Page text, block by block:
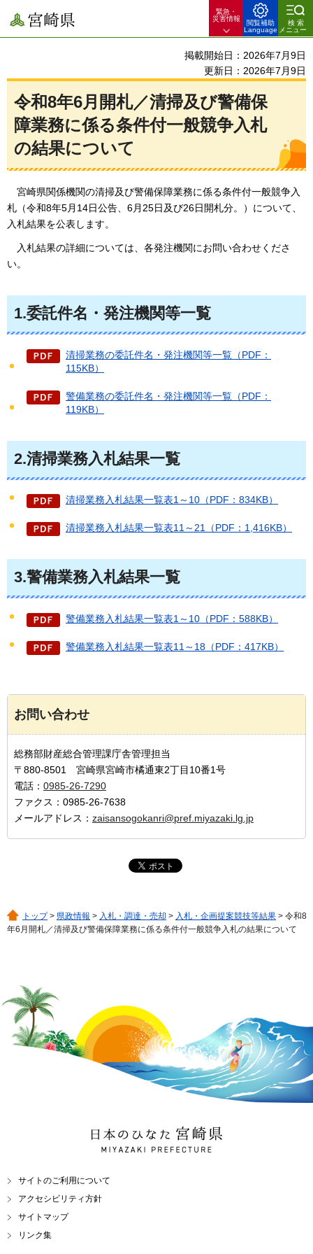
宮崎県
緊急・
災害情報
閲覧補助
Language
検索
メニュー
掲載開始日：2026年7月9日
更新日：2026年7月9日
令和8年6月開札／清掃及び警備保
障業務に係る条件付一般競争入札
の結果について
宮崎県関係機関の清掃及び警備保障業務に係る条件付一般競争入
札（令和8年5月14日公告、6月25日及び26日開札分。）について、
入札結果を公表します。
入札結果の詳細については、各発注機関にお問い合わせくださ
い。
1.委託件名・発注機関等一覧
清掃業務の委託件名・発注機関等一覧（PDF：
115KB）
警備業務の委託件名・発注機関等一覧（PDF：
119KB）
2.清掃業務入札結果一覧
清掃業務入札結果一覧表1～10（PDF：834KB）
清掃業務入札結果一覧表11～21（PDF：1,416KB）
3.警備業務入札結果一覧
警備業務入札結果一覧表1～10（PDF：588KB）
警備業務入札結果一覧表11～18（PDF：417KB）
お問い合わせ
総務部財産総合管理課庁舎管理担当
〒880-8501 宮崎県宮崎市橘通東2丁目10番1号
電話： 0985-26-7290
ファクス：0985-26-7638
メールアドレス： zaisansogokanri@pref.miyazaki.lg.jp
トップ> 県政情報 > 入札・調達・売却 > 入札・企画提案競技等結果 > 令和8
年6月開札／清掃及び警備保障業務に係る条件付一般競争入札の結果について
日本のひなた 宮崎県
MIYAZAKI PREFECTURE
サイトのご利用について
アクセシビリティ方針
サイトマップ
リンク集